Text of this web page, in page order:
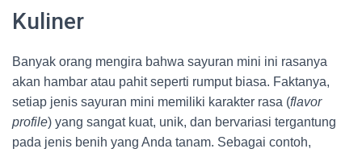
Kuliner
Banyak orang mengira bahwa sayuran mini ini rasanya
akan hambar atau pahit seperti rumput biasa. Faktanya,
setiap jenis sayuran mini memiliki karakter rasa (flavor
profile) yang sangat kuat, unik, dan bervariasi tergantung
pada jenis benih yang Anda tanam. Sebagai contoh,